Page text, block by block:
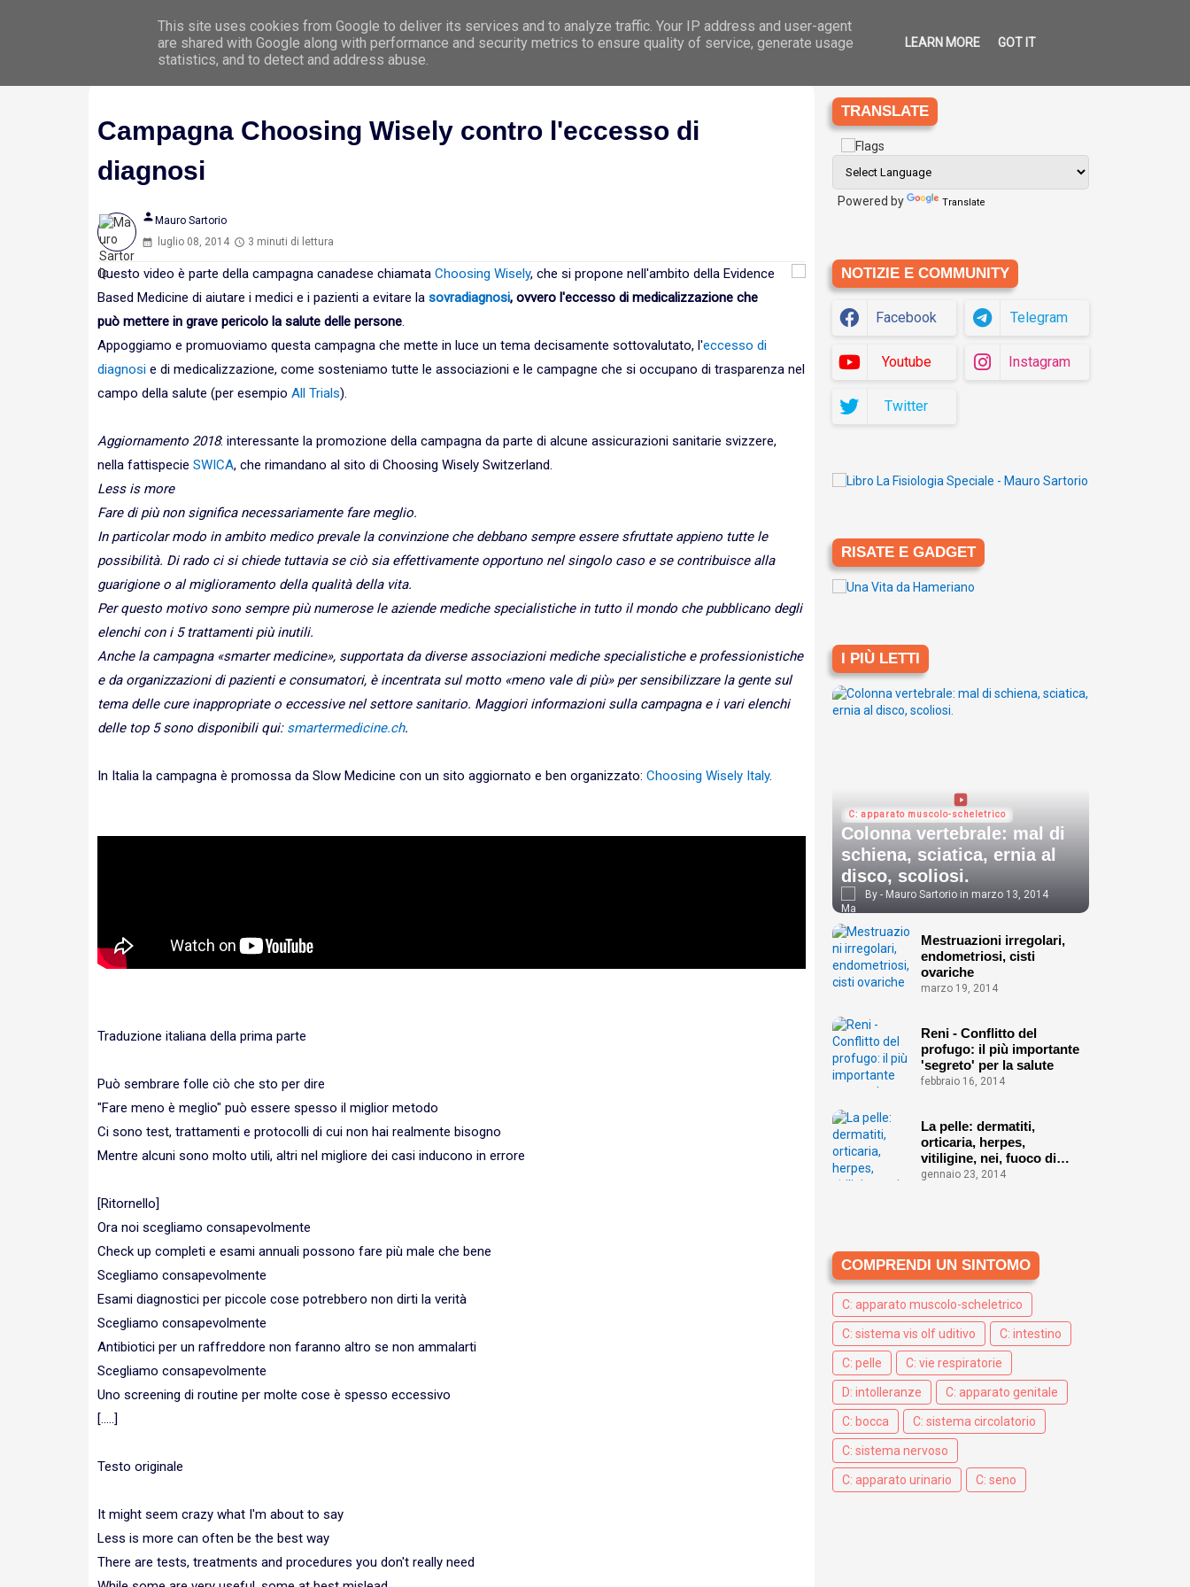
Home Premessa Argomenti Le 5 Leggi Biologiche Eziologia Siti
Campagna Choosing Wisely contro l'eccesso di
diagnosi
person Mauro Sartorio
luglio 08, 2014
3 minuti di lettura
Questo video è parte della campagna canadese chiamata Choosing Wisely, che si propone nell'ambito della Evidence
Based Medicine di aiutare i medici e i pazienti a evitare la sovradiagnosi, ovvero l'eccesso di medicalizzazione che
può mettere in grave pericolo la salute delle persone.
Appoggiamo e promuoviamo questa campagna che mette in luce un tema decisamente sottovalutato, l'eccesso di
diagnosie di medicalizzazione, come sosteniamo tutte le associazioni e le campagne che si occupano di trasparenza nel
campo della salute (per esempio All Trials).
Aggiornamento 2018: interessante la promozione della campagna da parte di alcune assicurazioni sanitarie svizzere,
nella fattispecie SWICA, che rimandano al sito di Choosing Wisely Switzerland.
Less is more
Fare di più non significa necessariamente fare meglio.
In particolar modo in ambito medico prevale la convinzione che debbano sempre essere sfruttate appieno tutte le
possibilità. Di rado ci si chiede tuttavia se ciò sia effettivamente opportuno nel singolo caso e se contribuisce alla
guarigione o al miglioramento della qualità della vita.
Per questo motivo sono sempre più numerose le aziende mediche specialistiche in tutto il mondo che pubblicano degli
elenchi con i 5 trattamenti più inutili.
Anche la campagna «smarter medicine», supportata da diverse associazioni mediche specialistiche e professionistiche
e da organizzazioni di pazienti e consumatori, è incentrata sul motto «meno vale di più» per sensibilizzare la gente sul
tema delle cure inappropriate o eccessive nel settore sanitario. Maggiori informazioni sulla campagna e i vari elenchi
delle top 5 sono disponibili qui: smartermedicine.ch.
In Italia la campagna è promossa da Slow Medicine con un sito aggiornato e ben organizzato: Choosing Wisely Italy.
Traduzione italiana della prima parte
Può sembrare folle ciò che sto per dire
"Fare meno è meglio" può essere spesso il miglior metodo
Ci sono test, trattamenti e protocolli di cui non hai realmente bisogno
Mentre alcuni sono molto utili, altri nel migliore dei casi inducono in errore
[Ritornello]
Ora noi scegliamo consapevolmente
Check up completi e esami annuali possono fare più male che bene
Scegliamo consapevolmente
Esami diagnostici per piccole cose potrebbero non dirti la verità
Scegliamo consapevolmente
Antibiotici per un raffreddore non faranno altro se non ammalarti
Scegliamo consapevolmente
Uno screening di routine per molte cose è spesso eccessivo
[.....]
Testo originale
It might seem crazy what I'm about to say
Less is more can often be the best way
There are tests, treatments and procedures you don't really need
TRANSLATE
Powered by Translate
NOTIZIE E COMMUNITY
Facebook Telegram
Youtube Instagram
Twitter
RISATE E GADGET
I PIÙ LETTI
C: apparato muscolo-scheletrico
Colonna vertebrale: mal di
schiena, sciatica, ernia al
disco, scoliosi.
Mauro Sartorio marzo 13, 2014
Mestruazioni irregolari,
endometriosi, cisti
ovariche
marzo 19, 2014
Reni - Conflitto del
profugo: il più importante
'segreto' per la salute
febbraio 16, 2014
La pelle: dermatiti,
orticaria, herpes,
vitiligine, nei, fuoco di
Sant'Antonio ecc.
gennaio 23, 2014
COMPRENDI UN SINTOMO
C: apparato muscolo-scheletrico
C: sistema vis olf uditivo C: intestino
C: pelle C: vie respiratorie
D: intolleranze C: apparato genitale
C: bocca C: sistema circolatorio
C: sistema nervoso
C: apparato urinario C: seno
This site uses cookies from Google to deliver its services and to analyze traffic. Your IP address and user-agent
are shared with Google along with performance and security metrics to ensure quality of service, generate usage
statistics, and to detect and address abuse.
LEARN MORE GOT IT